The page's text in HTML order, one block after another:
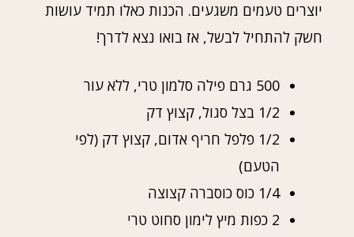
יוצרים טעמים משגעים. הכנות כאלו תמיד עושות
חשק להתחיל לבשל, אז בואו נצא לדרך!
500 גרם פילה סלמון טרי, ללא עור
1/2 בצל סגול, קצוץ דק
1/2 פלפל חריף אדום, קצוץ דק (לפי
הטעם)
1/4 כוס כוסברה קצוצה
2 כפות מיץ לימון סחוט טרי